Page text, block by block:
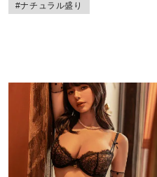
#ナチュラル盛り